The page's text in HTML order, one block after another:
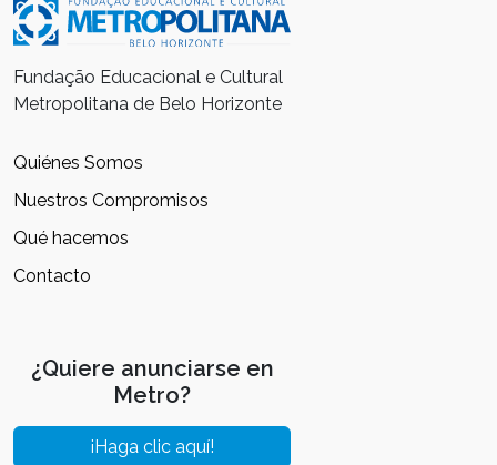
Fundação Educacional e Cultural
Metropolitana de Belo Horizonte
Quiénes Somos
Nuestros Compromisos
Qué hacemos
Contacto
¿Quiere anunciarse en
Metro?
¡Haga clic aquí!